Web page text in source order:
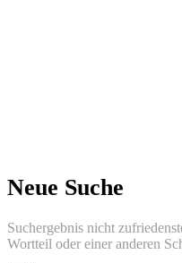
Neue Suche
Suchergebnis nicht
Wortteil oder einer anderen